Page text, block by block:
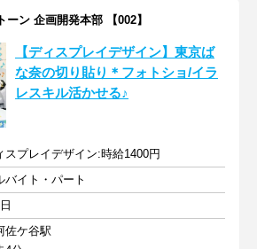
ン 企画開発本部 【002】
【ディスプレイデザイン】東京ば
な奈の切り貼り＊フォトショ/イラ
レスキル活かせる♪
スプレイデザイン:時給1400円
バイト・パート
佐ケ谷駅